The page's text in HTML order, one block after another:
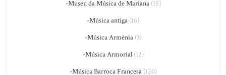
-Museu da Música de Mariana(15)
-Música antiga (16)
-Música Armênia(3)
-Música Armorial(12)
-Música Barroca Francesa(120)